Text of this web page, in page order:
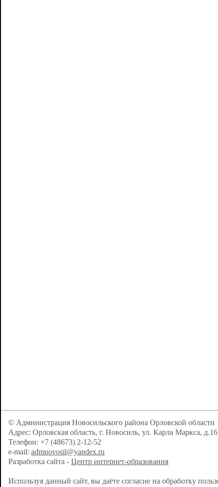
© Администрация Новосильского района Орловской области
Адрес: Орловская область, г. Новосиль, ул. Карла Маркса, д.16
Телефон: +7 (48673) 2-12-52
e-mail: admnovosil@yandex.ru
Разработка сайта - Центр интернет-образования
Используя данный сайт, вы даёте согласие на обработку